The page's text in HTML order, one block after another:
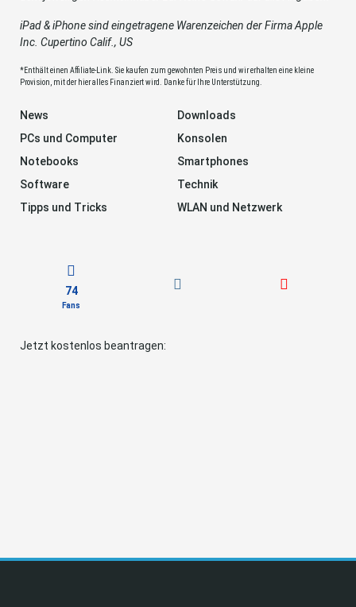
iPad & iPhone sind eingetragene Warenzeichen der Firma Apple
Inc. Cupertino Calif., US
*Enthält einen Affiliate-Link. Sie kaufen zum gewohnten Preis und wir erhalten eine kleine
Provision, mit der hier alles Finanziert wird. Danke für Ihre Unterstützung.
News
Downloads
PCs und Computer
Konsolen
Notebooks
Smartphones
Software
Technik
Tipps und Tricks
WLAN und Netzwerk
74
Fans
Jetzt kostenlos beantragen: